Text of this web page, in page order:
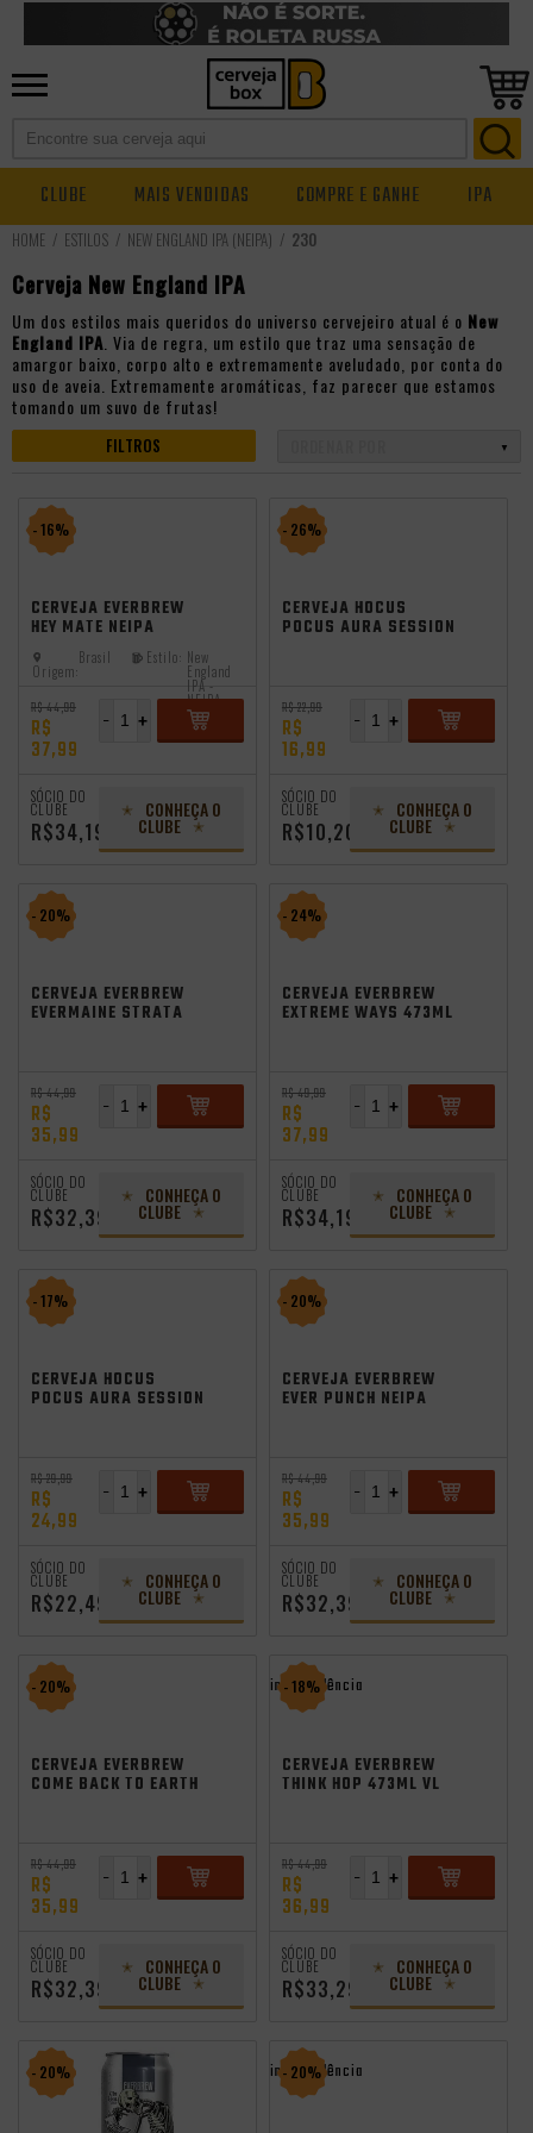
CLUBE MAIS VENDIDAS COMPRE E GANHE IPA
ESTILOS NEW ENGLAND IPA (NEIPA) 230
Cerveja New England IPA
Um dos estilos mais queridos do universo cervejeiro atual é o New
England IPA . Via de regra, um estilo que traz uma sensação de
amargor baixo, corpo alto e extremamente aveludado, por conta do
uso de aveia. Extremamente aromáticas, faz parecer que estamos
tomando um suvo de frutas!
FILTROS
- 16%
CERVEJA EVERBREW
HEY MATE NEIPA
473ML
Origem:
Brasil Estilo: New
England
IPA -
NEIPA
R$ 44,99
R$
37,99
+
-
SÓCIO DO
CLUBE
R$34,19
CONHEÇA O
CLUBE
- 26%
CERVEJA HOCUS
POCUS AURA SESSION
R$ 22,99
R$
16,99
+
-
SÓCIO DO
CLUBE
R$10,20
CONHEÇA O
CLUBE
- 20%
CERVEJA EVERBREW
EVERMAINE STRATA
R$ 44,99
R$
35,99
+
-
SÓCIO DO
CLUBE
R$32,39
CONHEÇA O
CLUBE
- 24%
CERVEJA EVERBREW
EXTREME WAYS 473ML
R$ 49,99
R$
37,99
+
-
SÓCIO DO
CLUBE
R$34,19
CONHEÇA O
CLUBE
- 17%
CERVEJA HOCUS
POCUS AURA SESSION
R$ 29,99
R$
24,99
+
-
SÓCIO DO
CLUBE
R$22,49
CONHEÇA O
CLUBE
- 20%
CERVEJA EVERBREW
EVER PUNCH NEIPA
R$ 44,99
R$
35,99
+
-
SÓCIO DO
CLUBE
R$32,39
CONHEÇA O
CLUBE
- 20%
CERVEJA EVERBREW
COME BACK TO EARTH
R$ 44,99
R$
35,99
+
-
SÓCIO DO
CLUBE
R$32,39
CONHEÇA O
CLUBE
independência
- 18%
CERVEJA EVERBREW
THINK HOP 473ML VL
R$ 44,99
R$
36,99
+
-
SÓCIO DO
CLUBE
R$33,29
CONHEÇA O
CLUBE
- 20% independência
- 20%